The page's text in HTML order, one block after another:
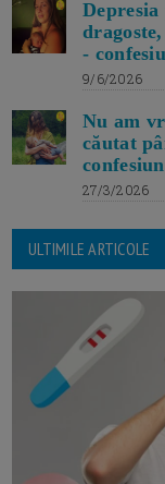
-
9/6/2026
Nu am
căutat
27/3/2026
ULTIMILE ARTICOLE